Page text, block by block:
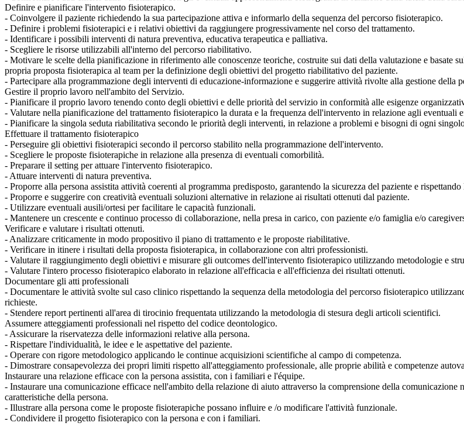
Definire e pianificare l'intervento fisioterapico.
- Coinvolgere il paziente richiedendo la sua partecipazione attiva e informarlo della sequenza del percorso fisioterapico.
- Definire i problemi fisioterapici e i relativi obiettivi da raggiungere progressivamente nel corso del trattamento.
- Identificare i possibili interventi di natura preventiva, educativa terapeutica e palliativa.
- Scegliere le risorse utilizzabili all'interno del percorso riabilitativo.
- Motivare le scelte della pianificazione in riferimento alle conoscenze teoriche, costruite sui dati della valutazione e basate
propria proposta fisioterapica al team per la definizione degli obiettivi del progetto riabilitativo del paziente.
- Partecipare alla programmazione degli interventi di educazione-informazione e suggerire attività rivolte alla gestione della
Gestire il proprio lavoro nell'ambito del Servizio.
- Pianificare il proprio lavoro tenendo conto degli obiettivi e delle priorità del servizio in conformità alle esigenze
- Valutare nella pianificazione del trattamento fisioterapico la durata e la frequenza dell'intervento in relazione agli
- Pianificare la singola seduta riabilitativa secondo le priorità degli interventi, in relazione a problemi e bisogni di ogni
Effettuare il trattamento fisioterapico
- Perseguire gli obiettivi fisioterapici secondo il percorso stabilito nella programmazione dell'intervento.
- Scegliere le proposte fisioterapiche in relazione alla presenza di eventuali comorbilità.
- Preparare il setting per attuare l'intervento fisioterapico.
- Attuare interventi di natura preventiva.
- Proporre alla persona assistita attività coerenti al programma predisposto, garantendo la sicurezza del paziente e
- Proporre e suggerire con creatività eventuali soluzioni alternative in relazione ai risultati ottenuti dal paziente.
- Utilizzare eventuali ausili/ortesi per facilitare le capacità funzionali.
- Mantenere un crescente e continuo processo di collaborazione, nella presa in carico, con paziente e/o famiglia e/o
Verificare e valutare i risultati ottenuti.
- Analizzare criticamente in modo propositivo il piano di trattamento e le proposte riabilitative.
- Verificare in itinere i risultati della proposta fisioterapica, in collaborazione con altri professionisti.
- Valutare il raggiungimento degli obiettivi e misurare gli outcomes dell'intervento fisioterapico utilizzando metodologie e
- Valutare l'intero processo fisioterapico elaborato in relazione all'efficacia e all'efficienza dei risultati ottenuti.
Documentare gli atti professionali
- Documentare le attività svolte sul caso clinico rispettando la sequenza della metodologia del percorso fisioterapico
richieste.
- Stendere report pertinenti all'area di tirocinio frequentata utilizzando la metodologia di stesura degli articoli scientifici.
Assumere atteggiamenti professionali nel rispetto del codice deontologico.
- Assicurare la riservatezza delle informazioni relative alla persona.
- Rispettare l'individualità, le idee e le aspettative del paziente.
- Operare con rigore metodologico applicando le continue acquisizioni scientifiche al campo di competenza.
- Dimostrare consapevolezza dei propri limiti rispetto all'atteggiamento professionale, alle proprie abilità e competenze
Instaurare una relazione efficace con la persona assistita, con i familiari e l'équipe.
- Instaurare una comunicazione efficace nell'ambito della relazione di aiuto attraverso la comprensione della
caratteristiche della persona.
- Illustrare alla persona come le proposte fisioterapiche possano influire e /o modificare l'attività funzionale.
- Condividere il progetto fisioterapico con la persona e con i familiari.